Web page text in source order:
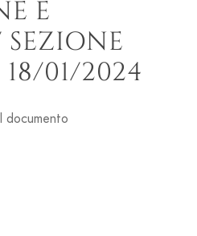
E
01/2024
documento